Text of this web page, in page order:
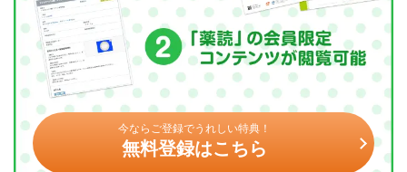
今ならご登録でうれしい特典！
無料登録はこちら